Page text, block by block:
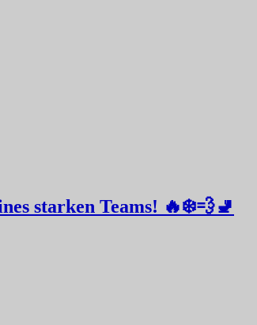
starken Teams! 🔥❄️💨🚽